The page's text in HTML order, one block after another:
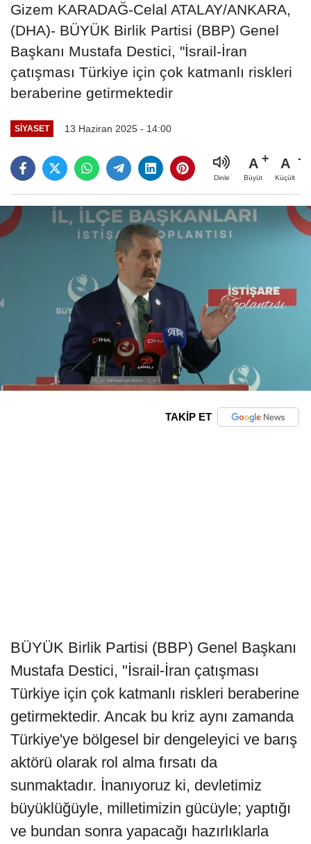
Gizem KARADAĞ-Celal ATALAY/ANKARA,
(DHA)- BÜYÜK Birlik Partisi (BBP) Genel
Başkanı Mustafa Destici, "İsrail-İran
çatışması Türkiye için çok katmanlı riskleri
beraberine getirmektedir
SIYASET 13 Haziran 2025 - 14:00
Dinle
A
Büyüt
A
Küçült
TAKİP ET
BÜYÜK Birlik Partisi (BBP) Genel Başkanı
Mustafa Destici, "İsrail-İran çatışması
Türkiye için çok katmanlı riskleri beraberine
getirmektedir. Ancak bu kriz aynı zamanda
Türkiye'ye bölgesel bir dengeleyici ve barış
aktörü olarak rol alma fırsatı da
sunmaktadır. İnanıyoruz ki, devletimiz
büyüklüğüyle, milletimizin gücüyle; yaptığı
ve bundan sonra yapacağı hazırlıklarla